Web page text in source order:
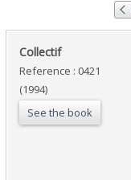
‎Collectif‎
Reference : 0421
(1994)
See the book